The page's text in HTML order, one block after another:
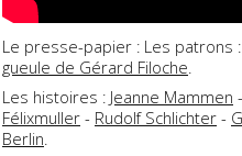
Le presse-papier : Les patrons :
gueule de Gérard Filoche
Les histoires : Jeanne Mammen -
Félixmuller - Rudolf Schlichter -
Berlin.